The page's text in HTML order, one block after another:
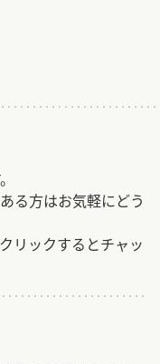
る方はお気軽にどう
リックするとチャッ